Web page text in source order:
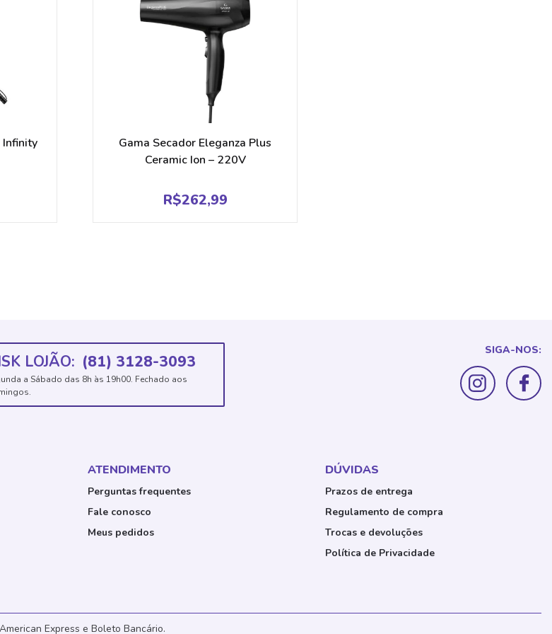
Infinity
Gama Secador Eleganza Plus
Ceramic Ion – 220V
R$262,99
LOJÃO: (81) 3128-3093
a Sábado das 8h às 19h00. Fechado aos
SIGA-NOS:
ATENDIMENTO
Perguntas frequentes
Fale conosco
Meus pedidos
DÚVIDAS
Prazos de entrega
Regulamento de compra
Trocas e devoluções
Política de Privacidade
Express e Boleto Bancário.